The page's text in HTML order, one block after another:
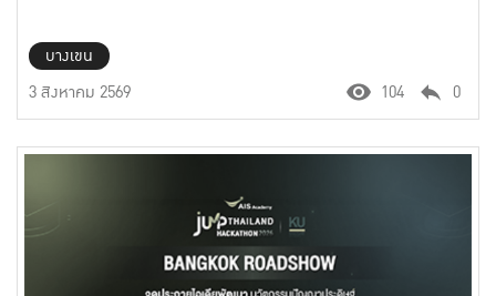
บางเขน
3 สิงหาคม 2569
104 0